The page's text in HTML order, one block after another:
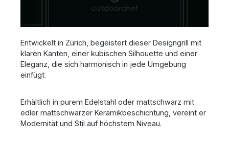
Entwickelt in Zürich, begeistert dieser Designgrill mit
klaren Kanten, einer kubischen Silhouette und einer
Eleganz, die sich harmonisch in jede Umgebung
einfügt.
Erhältlich in purem Edelstahl oder mattschwarz mit
edler mattschwarzer Keramikbeschichtung, vereint er
Modernität und Stil auf höchstem Niveau.